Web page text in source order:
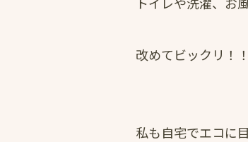
改めてビックリ！！
私も自宅でエコに目